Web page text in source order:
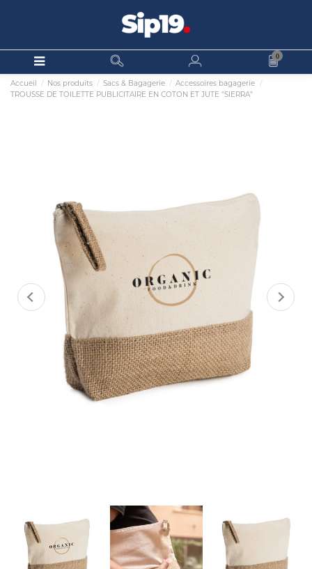
0
Accueil Nos produits Sacs & Bagagerie
Accessoires bagagerie
TROUSSE DE TOILETTE PUBLICITAIRE EN COTON ET JUTE "SIERRA"